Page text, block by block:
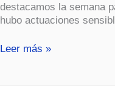
destacamos la semana
hubo actuaciones
Leer más »